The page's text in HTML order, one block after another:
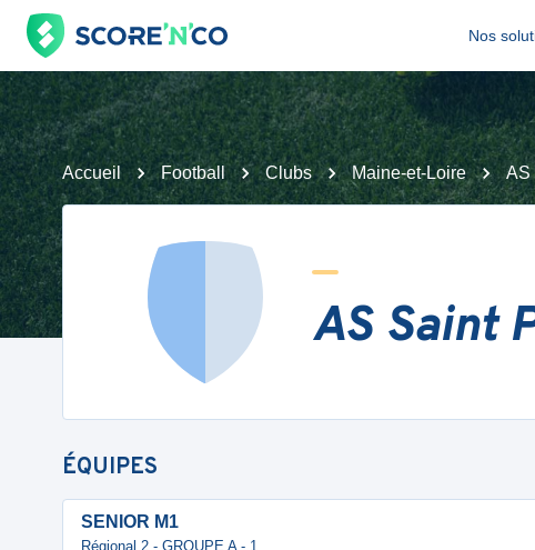
Nos
Accueil Football Clubs Maine-et-Loire AS
AS Saint
ÉQUIPES
SENIOR M1
Régional 2 - GROUPE A - 1